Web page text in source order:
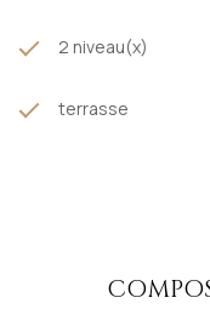
2 niveau(x)
terrasse